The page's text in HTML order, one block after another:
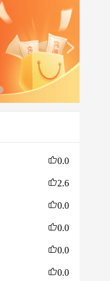
>
0.0
2.6
0.0
0.0
0.0
0.0